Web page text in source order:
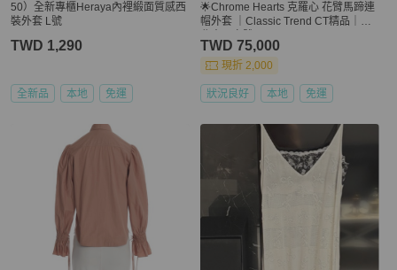
50）全新專櫃Heraya內裡緞面質感西
裝外套 L號
TWD 1,290
全新品 本地 免運
🌟Chrome Hearts 克羅心 花臂馬蹄連
帽外套 ｜Classic Trend CT精品｜台
TWD 75,000
現折 2,000
狀況良好 本地 免運